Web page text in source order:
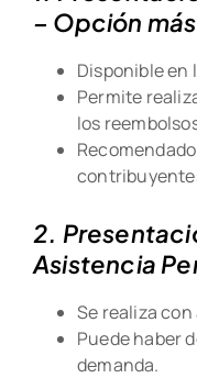
– Opción
Disponible en
Permite
los
2.
Asistencia
Se realiza
Puede haber
demanda.